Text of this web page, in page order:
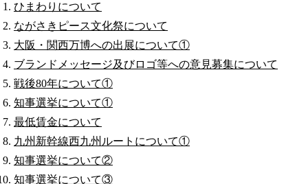
ひまわりについて
ながさきピース文化祭について
大阪・関西万博への出展について①
ブランドメッセージ及びロゴ等への意見募集について
戦後80年について①
知事選挙について①
最低賃金について
九州新幹線西九州ルートについて①
知事選挙について②
知事選挙について③